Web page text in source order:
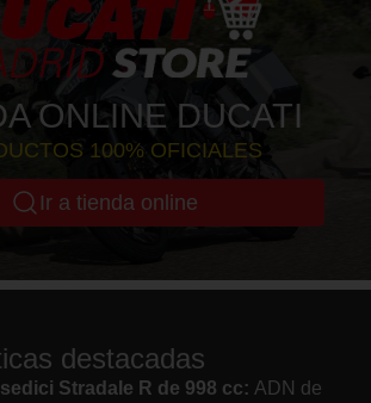
ONLINE DUCATI
100% OFICIALES
Ir a tienda online
destacadas
Stradale R de 998 cc:ADN de